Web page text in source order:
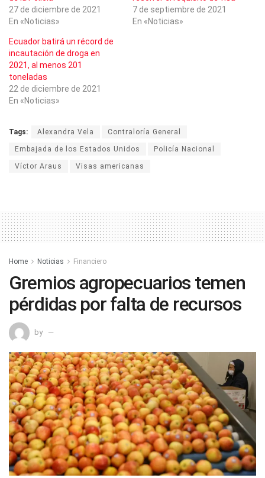
27 de diciembre de 2021
En «Noticias»
7 de septiembre de 2021
En «Noticias»
Ecuador batirá un récord de
incautación de droga en
2021, al menos 201
toneladas
22 de diciembre de 2021
En «Noticias»
Tags: Alexandra Vela Contraloría General
Embajada de los Estados Unidos Policía Nacional
Víctor Araus Visas americanas
Home Noticias Financiero
Gremios agropecuarios temen
pérdidas por falta de recursos
by